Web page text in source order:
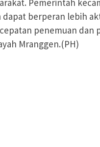
Pemerintah
dapat berperan lebih
penemuan dan
Mranggen.(PH)